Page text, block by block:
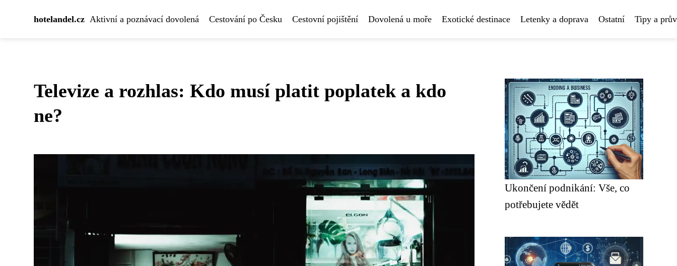
hotelandel.cz Aktivní a poznávací dovolená Cestování po Česku Cestovní pojištění Dovolená u moře Exotické destinace Letenky a doprava Ostatní Tipy a
Televize a rozhlas: Kdo musí platit poplatek a kdo
ne?
Ukončení podnikání: Vše, co
potřebujete vědět